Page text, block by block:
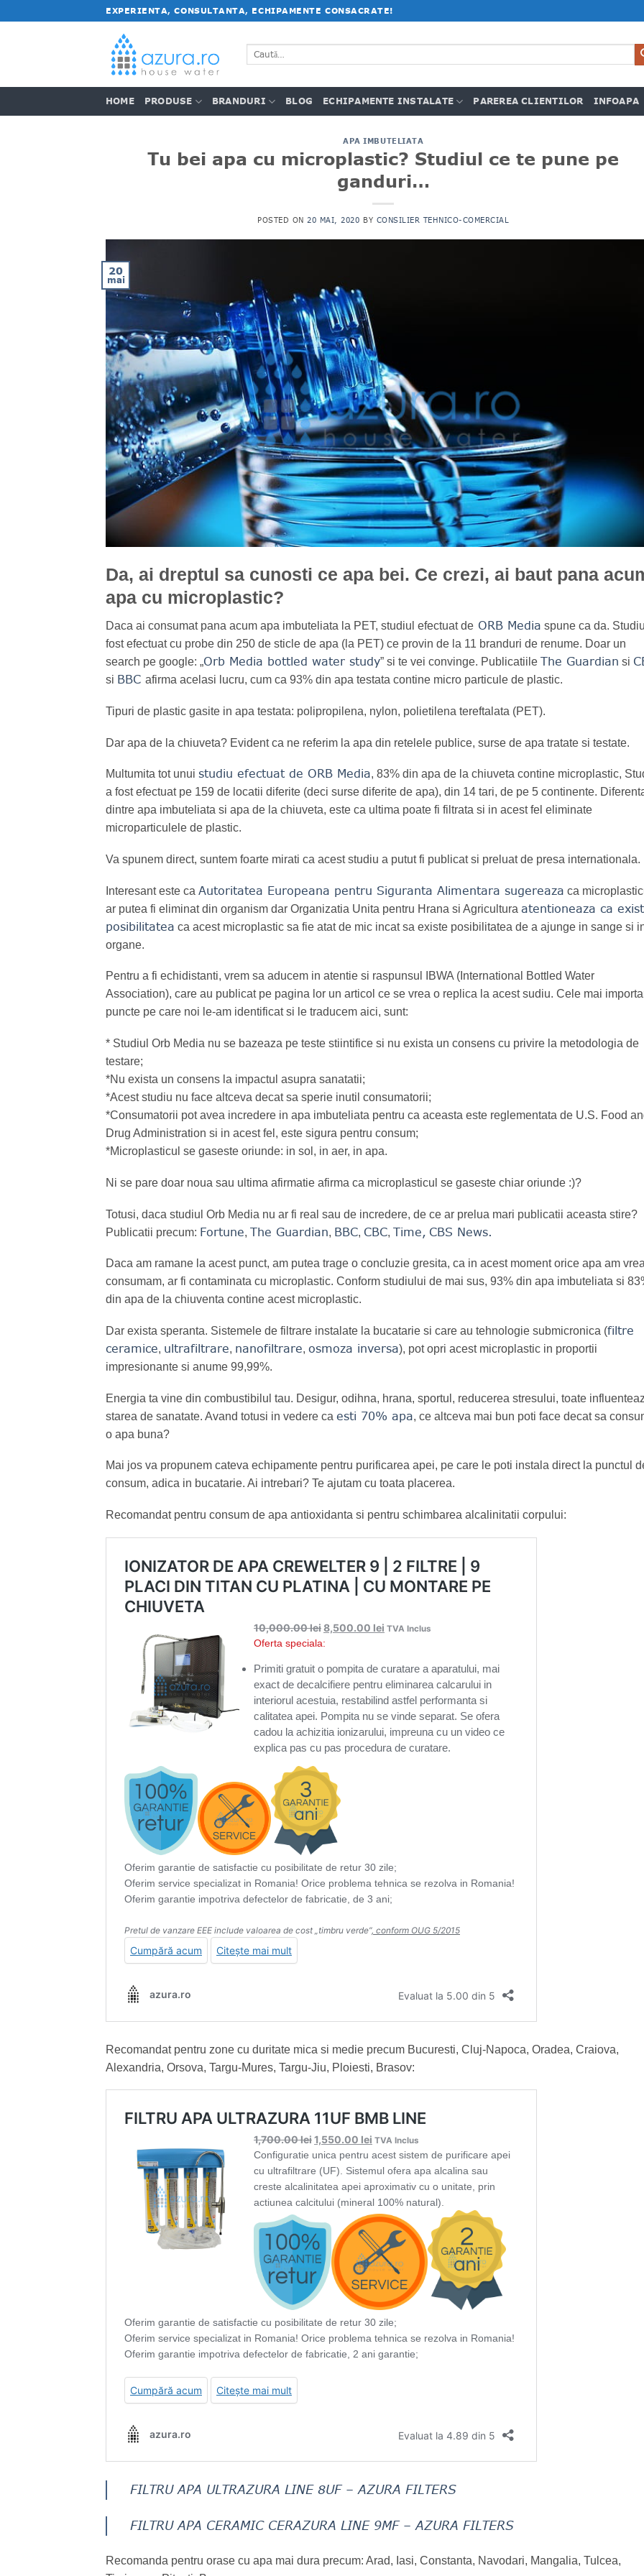
la
EXPERIENTA, CONSULTANTA, ECHIPAMENTE CONSACRATE!
Caută
după:
HOME PRODUSE BRANDURI BLOG ECHIPAMENTE INSTALATE PAREREA CLIENTILOR INFOAPA
APA IMBUTELIATA
Tu bei apa cu microplastic? Studiul ce te pune pe
ganduri…
POSTED ON20 MAI, 2020 BY CONSILIER TEHNICO-COMERCIAL
20
mai
Da, ai dreptul sa cunosti ce apa bei. Ce crezi, ai baut pana
apa cu microplastic?
Daca ai consumat pana acum apa imbuteliata la PET, studiul efectuat de ORB Media spune ca da.
fost efectuat cu probe din 250 de sticle de apa (la PET) ce provin de la 11 branduri de renume. Doar un
search pe google: „Orb Media bottled water study” si te vei convinge. Publicatiile The Guardian si
si BBC afirma acelasi lucru, cum ca 93% din apa testata contine micro particule de plastic.
Tipuri de plastic gasite in apa testata: polipropilena, nylon, polietilena tereftalata (PET).
Dar apa de la chiuveta? Evident ca ne referim la apa din retelele publice, surse de apa tratate si testate.
Multumita tot unui studiu efectuat de ORB Media, 83% din apa de la chiuveta contine microplastic,
a fost efectuat pe 159 de locatii diferite (deci surse diferite de apa), din 14 tari, de pe 5 continente.
dintre apa imbuteliata si apa de la chiuveta, este ca ultima poate fi filtrata si in acest fel eliminate
microparticulele de plastic.
Va spunem direct, suntem foarte mirati ca acest studiu a putut fi publicat si preluat de presa internationala.
Interesant este ca Autoritatea Europeana pentru Siguranta Alimentara sugereaza ca
ar putea fi eliminat din organism dar Organizatia Unita pentru Hrana si Agricultura atentioneaza ca
posibilitatea ca acest microplastic sa fie atat de mic incat sa existe posibilitatea de a ajunge in sange si
organe.
Pentru a fi echidistanti, vrem sa aducem in atentie si raspunsul IBWA (International Bottled Water
Association), care au publicat pe pagina lor un articol ce se vrea o replica la acest sudiu. Cele mai
puncte pe care noi le-am identificat si le traducem aici, sunt:
* Studiul Orb Media nu se bazeaza pe teste stiintifice si nu exista un consens cu privire la metodologia de
testare;
*Nu exista un consens la impactul asupra sanatatii;
*Acest studiu nu face altceva decat sa sperie inutil consumatorii;
*Consumatorii pot avea incredere in apa imbuteliata pentru ca aceasta este reglementata de U.S. Food
Drug Administration si in acest fel, este sigura pentru consum;
*Microplasticul se gaseste oriunde: in sol, in aer, in apa.
Ni se pare doar noua sau ultima afirmatie afirma ca microplasticul se gaseste chiar oriunde :)?
Totusi, daca studiul Orb Media nu ar fi real sau de incredere, de ce ar prelua mari publicatii aceasta stire?
Publicatii precum: Fortune, The Guardian, BBC, CBC, Time, CBS News.
Daca am ramane la acest punct, am putea trage o concluzie gresita, ca in acest moment orice apa am
consumam, ar fi contaminata cu microplastic. Conform studiului de mai sus, 93% din apa imbuteliata si
din apa de la chiuventa contine acest microplastic.
Dar exista speranta. Sistemele de filtrare instalate la bucatarie si care au tehnologie submicronica (filtre
ceramice, ultrafiltrare, nanofiltrare, osmoza inversa), pot opri acest microplastic in proportii
impresionante si anume 99,99%.
Energia ta vine din combustibilul tau. Desigur, odihna, hrana, sportul, reducerea stresului, toate
starea de sanatate. Avand totusi in vedere ca esti 70% apa, ce altceva mai bun poti face decat sa
o apa buna?
Mai jos va propunem cateva echipamente pentru purificarea apei, pe care le poti instala direct la punctul
consum, adica in bucatarie. Ai intrebari? Te ajutam cu toata placerea.
Recomandat pentru consum de apa antioxidanta si pentru schimbarea alcalinitatii corpului:
Recomandat pentru zone cu duritate mica si medie precum Bucuresti, Cluj-Napoca, Oradea, Craiova,
Alexandria, Orsova, Targu-Mures, Targu-Jiu, Ploiesti, Brasov:
FILTRU APA ULTRAZURA LINE 8UF – AZURA FILTERS
FILTRU APA CERAMIC CERAZURA LINE 9MF – AZURA FILTERS
Recomanda pentru orase cu apa mai dura precum: Arad, Iasi, Constanta, Navodari, Mangalia, Tulcea,